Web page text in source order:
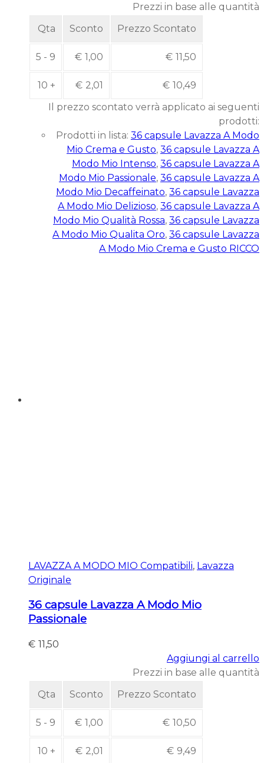
Prezzi in base alle quantità
Qta
Sconto Prezzo Scontato
5 - 9 € 1,00 € 11,50
10 + € 2,01 € 10,49
Il prezzo scontato verrà applicato ai seguenti
prodotti:
Prodotti in lista: 36 capsule Lavazza A Modo
Mio Crema e Gusto, 36 capsule Lavazza A
Modo Mio Intenso, 36 capsule Lavazza A
Modo Mio Passionale, 36 capsule Lavazza A
Modo Mio Decaffeinato, 36 capsule Lavazza
A Modo Mio Delizioso, 36 capsule Lavazza A
Modo Mio Qualità Rossa, 36 capsule Lavazza
A Modo Mio Qualita Oro, 36 capsule Lavazza
A Modo Mio Crema e Gusto RICCO
LAVAZZA A MODO MIO Compatibili, Lavazza
Originale
36 capsule Lavazza A Modo Mio
Passionale
€ 11,50
Aggiungi al carrello
Prezzi in base alle quantità
Qta
Sconto Prezzo Scontato
5 - 9 € 1,00 € 10,50
10 + € 2,01 € 9,49